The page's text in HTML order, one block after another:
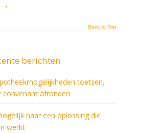
→
Back to Top
berichten
toetsen,
convenant afronden
naar een oplossing die
werkt